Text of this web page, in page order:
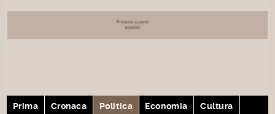
Prima Cronaca Politica Economia Cultura